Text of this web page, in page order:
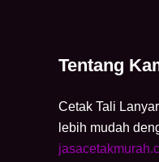
Tentang
Cetak Tali
lebih mudah